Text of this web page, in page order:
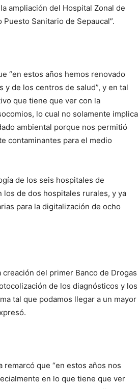
ampliación del Hospital Zonal de
Sanitario de Sepaucal”.
“en estos años hemos renovado
de los centros de salud”, y en tal
que tiene que ver con la
lo cual no solamente implica
ambiental porque nos permitió
contaminantes para el medio
de los seis hospitales de
de dos hospitales rurales, y ya
para la digitalización de ocho
del primer Banco de Drogas
de los diagnósticos y los
tal que podamos llegar a un mayor
que “en estos años nos
en lo que tiene que ver